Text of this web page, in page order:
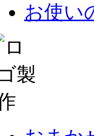
お使い